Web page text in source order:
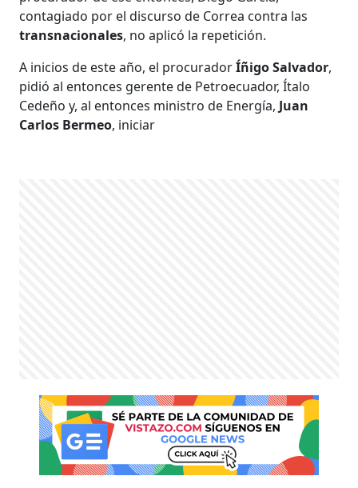
contagiado por el discurso de Correa contra las
transnacionales, no aplicó la repetición.
A inicios de este año, el procuradorÍñigo Salvador,
pidió al entonces gerente de Petroecuador, Ítalo
Cedeño y, al entonces ministro de Energía, Juan
Carlos Bermeo, iniciar